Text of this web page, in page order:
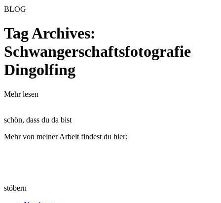
BLOG
Tag Archives:
Schwangerschaftsfotografie
Dingolfing
Mehr lesen
schön, dass du da bist
Mehr von meiner Arbeit findest du hier:
stöbern